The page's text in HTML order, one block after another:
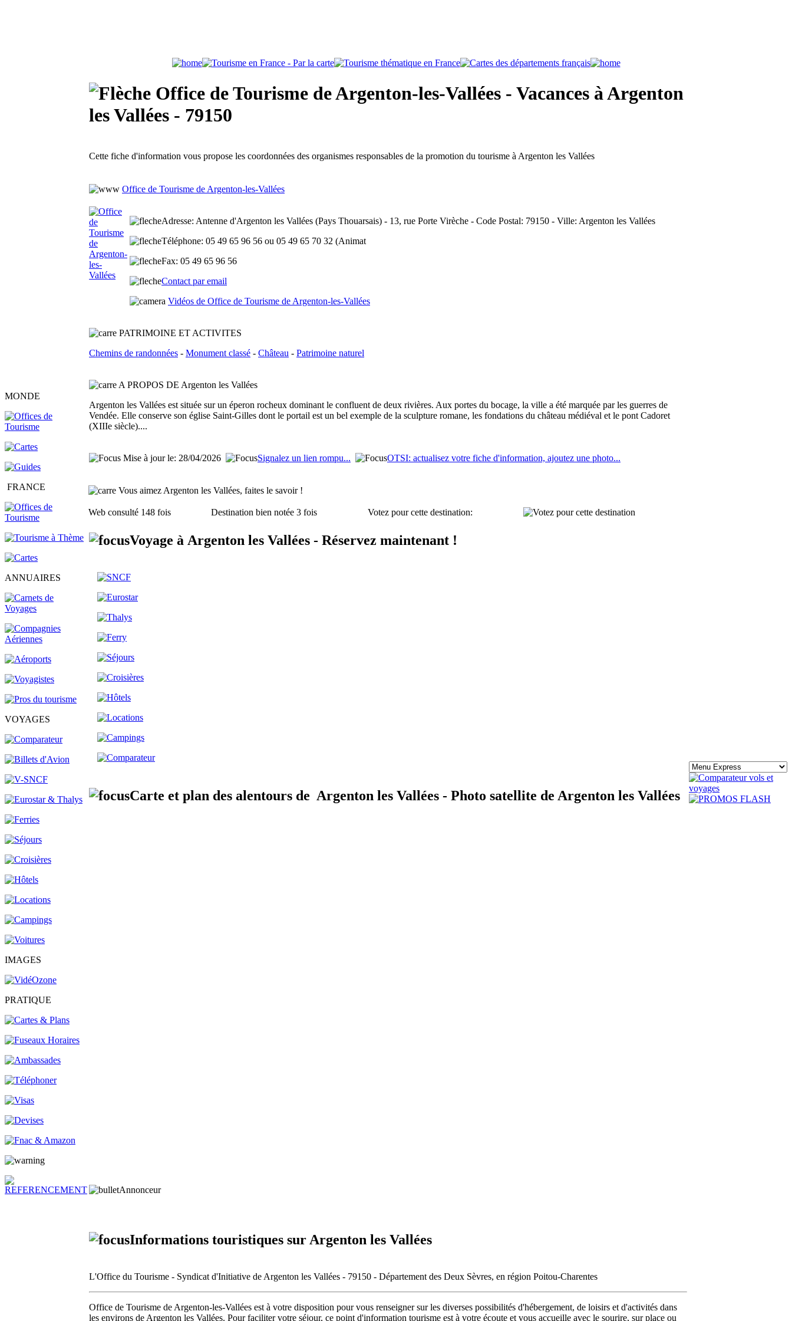
MONDE
FRANCE
ANNUAIRES
VOYAGES
IMAGES
PRATIQUE
Office de Tourisme de Argenton-les-Vallées - Vacances à Argenton
les Vallées - 79150
Cette fiche d'information vous propose les coordonnées des organismes responsables de la promotion du tourisme à Argenton les Vallées
Office de Tourisme de Argenton-les-Vallées
Adresse: Antenne d'Argenton les Vallées (Pays Thouarsais) - 13, rue Porte Virèche - Code Postal: 79150 - Ville: Argenton les Vallées
Téléphone: 05 49 65 96 56 ou 05 49 65 70 32 (Animat
Fax: 05 49 65 96 56
Contact par email
Vidéos de Office de Tourisme de Argenton-les-Vallées
PATRIMOINE ET ACTIVITES
Chemins de randonnées - Monument classé - Château - Patrimoine naturel
A PROPOS DE Argenton les Vallées
Argenton les Vallées est située sur un éperon rocheux dominant le confluent de deux rivières. Aux portes du bocage, la ville a été marquée par les guerres de
Vendée. Elle conserve son église Saint-Gilles dont le portail est un bel exemple de la sculpture romane, les fondations du château médiéval et le pont Cadoret
(XIIIe siècle)....
Mise à jour le: 28/04/2026 Signalez un lien rompu... OTSI: actualisez votre fiche d'information, ajoutez une photo...
Vous aimez Argenton les Vallées, faites le savoir !
Web consulté 148 fois Destination bien notée 3 fois Votez pour cette destination:
Voyage à Argenton les Vallées - Réservez maintenant !
Carte et plan des alentours de Argenton les Vallées - Photo satellite de Argenton les Vallées
Annonceur
Informations touristiques sur Argenton les Vallées
L'Office du Tourisme - Syndicat d'Initiative de Argenton les Vallées - 79150 - Département des Deux Sèvres, en région Poitou-Charentes
Office de Tourisme de Argenton-les-Vallées est à votre disposition pour vous renseigner sur les diverses possibilités d'hébergement, de loisirs et d'activités dans
les environs de Argenton les Vallées. Pour faciliter votre séjour, ce point d'information tourisme est à votre écoute et vous accueille avec le sourire, sur place ou